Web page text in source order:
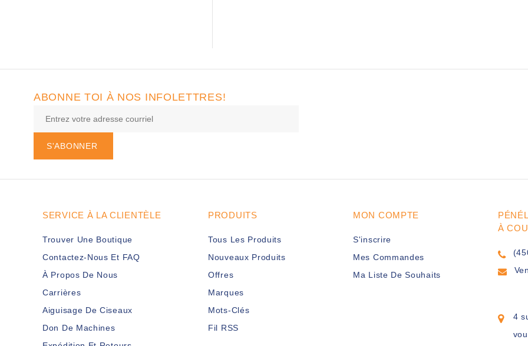
ABONNE TOI À NOS INFOLETTRES!
S'ABONNER
SERVICE À LA CLIENTÈLE
Trouver Une Boutique
Contactez-Nous Et FAQ
À Propos De Nous
Carrières
Aiguisage De Ciseaux
Don De Machines
PRODUITS
Tous Les Produits
Nouveaux Produits
Offres
Marques
Mots-Clés
Fil RSS
MON COMPTE
S'inscrire
Mes Commandes
Ma Liste De Souhaits
À
4